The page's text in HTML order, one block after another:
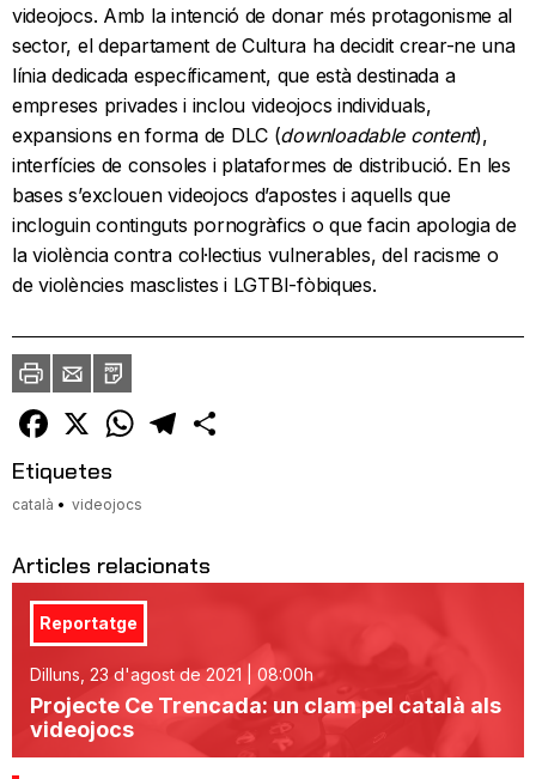
videojocs. Amb la intenció de donar més protagonisme al
sector, el departament de Cultura ha decidit crear-ne una
línia dedicada específicament, que està destinada a
empreses privades i inclou videojocs individuals,
expansions en forma de DLC (downloadable content),
interfícies de consoles i plataformes de distribució. En les
bases s’exclouen videojocs d’apostes i aquells que
incloguin continguts pornogràfics o que facin apologia de
la violència contra col·lectius vulnerables, del racisme o
de violències masclistes i LGTBI-fòbiques.
ImprimirEnvia
un
amic
PDF
Facebook
X WhatsAppTelegram
Etiquetes
català videojocs
Articles relacionats
Reportatge
Dilluns, 23 d'agost de 2021 | 08:00h
Projecte Ce Trencada: un clam pel català als
videojocs